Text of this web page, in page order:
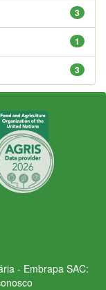
3
1
3
- Embrapa SAC: